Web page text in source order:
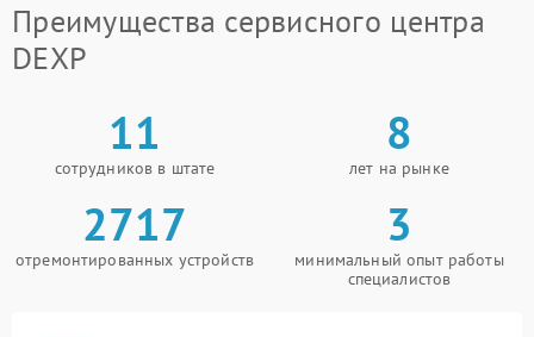
Преимущества сервисного центра
DEXP
11
сотрудников в штате
8
лет на рынке
2717
отремонтированных устройств
3
минимальный опыт работы
специалистов